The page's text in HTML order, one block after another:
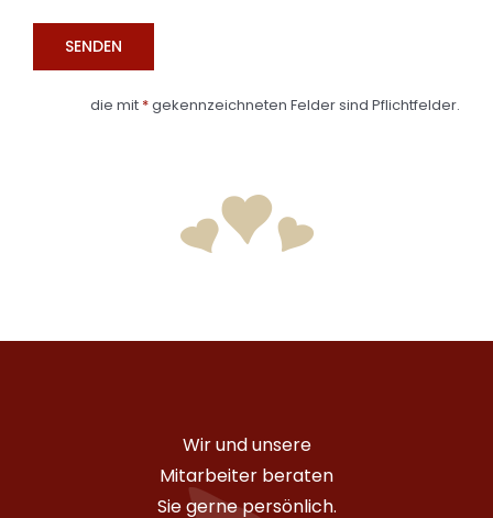
die mit *gekennzeichneten Felder sind Pflichtfelder.
Wir und unsere
Mitarbeiter beraten
Sie gerne persönlich.